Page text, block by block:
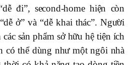
đi”, second-home hiện còn
ở” và “dễ khai thác”. Người
sản phẩm sở hữu hệ tiện ích
có thể dùng như một ngôi nhà